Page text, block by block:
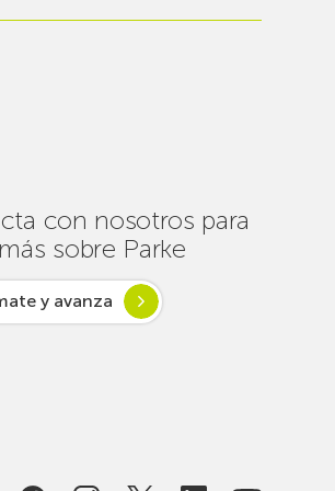
realiza
garantizar
la
conectividad
en
con nosotros para
sobre Parke
y avanza